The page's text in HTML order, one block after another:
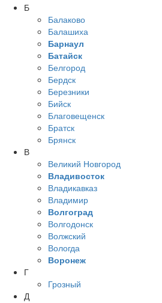
Б
Балаково
Балашиха
Барнаул
Батайск
Белгород
Бердск
Березники
Бийск
Благовещенск
Братск
Брянск
В
Великий Новгород
Владивосток
Владикавказ
Владимир
Волгоград
Волгодонск
Волжский
Вологда
Воронеж
Г
Грозный
Д